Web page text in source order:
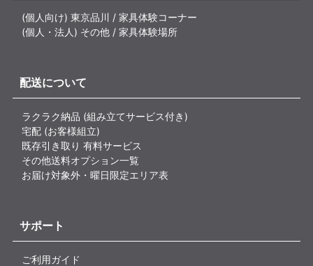
(個人向け) 東京品川 / 家具体験コーナー
(個人・法人) その他 / 家具体験場所
配送について
ラクラク納品 (組み立てサービス付き)
宅配 (お客様組立)
既存引き取り 有料サービス
その他送料オプション一覧
お届け対象外・曜日限定エリア表
サポート
ご利用ガイド